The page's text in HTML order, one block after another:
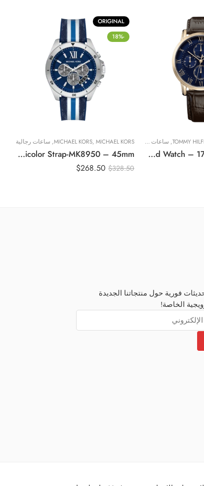
TOMMY
, ساعات رجالية
Original Tommy Hilfiger Men’s Blue Dial Leather Band Watch – 1791399 – 44mm
ORIGINAL
-18%
MICHAEL KORS, MICHAEL KORS
, ساعات رجالية
Original Michael Kors Watch for Men, Quartz Movement, Analog Display, Multicolor Multicolor Strap-MK8950 – 45mm
$328.50
$268.50
فورية حول منتجاتنا الجديدة
الخاصة!